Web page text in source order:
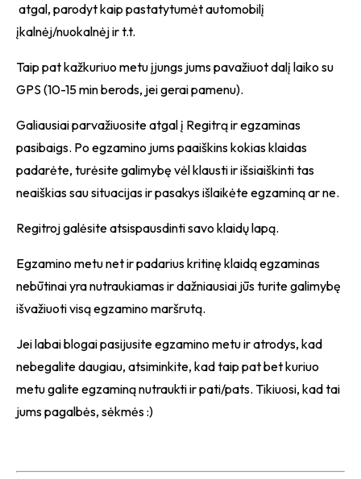
atgal, parodyt kaip pastatytumėt automobilį
įkalnėj/nuokalnėj ir t.t.
Taip pat kažkuriuo metu įjungs jums pavažiuot dalį laiko su
GPS (10-15 min berods, jei gerai pamenu).
Galiausiai parvažiuosite atgal į Regitrą ir egzaminas
pasibaigs. Po egzamino jums paaiškins kokias klaidas
padarėte, turėsite galimybę vėl klausti ir išsiaiškinti tas
neaiškias sau situacijas ir pasakys išlaikėte egzaminą ar ne.
Regitroj galėsite atsispausdinti savo klaidų lapą.
Egzamino metu net ir padarius kritinę klaidą egzaminas
nebūtinai yra nutraukiamas ir dažniausiai jūs turite galimybę
išvažiuoti visą egzamino maršrutą.
Jei labai blogai pasijusite egzamino metu ir atrodys, kad
nebegalite daugiau, atsiminkite, kad taip pat bet kuriuo
metu galite egzaminą nutraukti ir pati/pats. Tikiuosi, kad tai
jums pagalbės, sėkmės :)